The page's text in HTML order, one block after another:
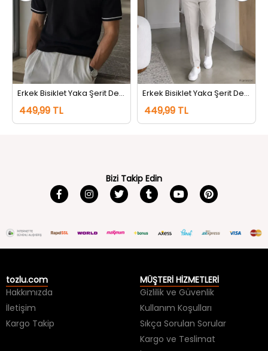
Erkek Bisiklet Yaka Şerit Detaylı Tişört Siyah
449,99 TL
Erkek Bisiklet Yaka Şerit Detaylı Tişört Koyugri
449,99 TL
Bizi Takip Edin
tozlu.com
Hakkımızda
İletişim
Kargo Takip
MÜŞTERİ HİZMETLERİ
Gizlilik ve Güvenlik
Kullanım Koşulları
Sıkça Sorulan Sorular
Kargo ve Teslimat